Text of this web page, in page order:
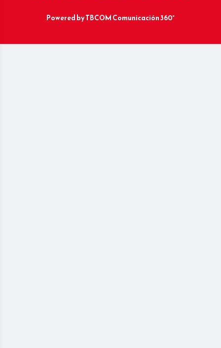
Powered byTBCOM Comunicación 360°